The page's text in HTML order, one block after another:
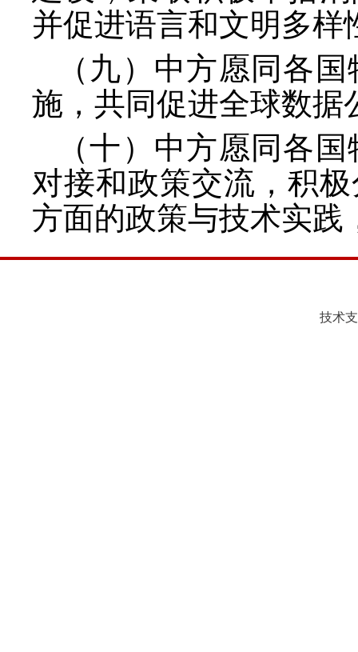
并促进语言和文明多样
（九）中方愿同各
施，共同促进全球数据
（十）中方愿同各
对接和政策交流，积
方面的政策与技术实践
技术